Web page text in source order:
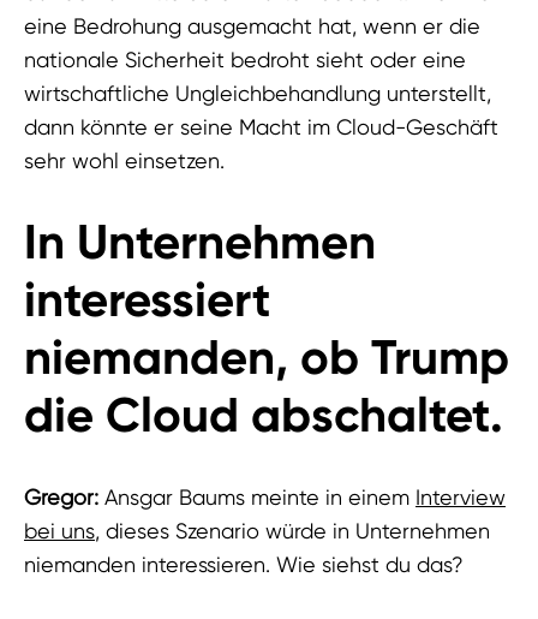
eine Bedrohung ausgemacht hat, wenn er die
nationale Sicherheit bedroht sieht oder eine
wirtschaftliche Ungleichbehandlung unterstellt,
dann könnte er seine Macht im Cloud-Geschäft
sehr wohl einsetzen.
In Unternehmen
interessiert
niemanden, ob Trump
die Cloud abschaltet.
Gregor: Ansgar Baums meinte in einem Interview
bei uns, dieses Szenario würde in Unternehmen
niemanden interessieren. Wie siehst du das?